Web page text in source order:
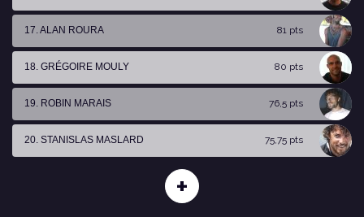
17. ALAN ROURA 81 pts
18. GRÉGOIRE MOULY 80 pts
19. ROBIN MARAIS 76,5 pts
20. STANISLAS MASLARD 75,75 pts
+